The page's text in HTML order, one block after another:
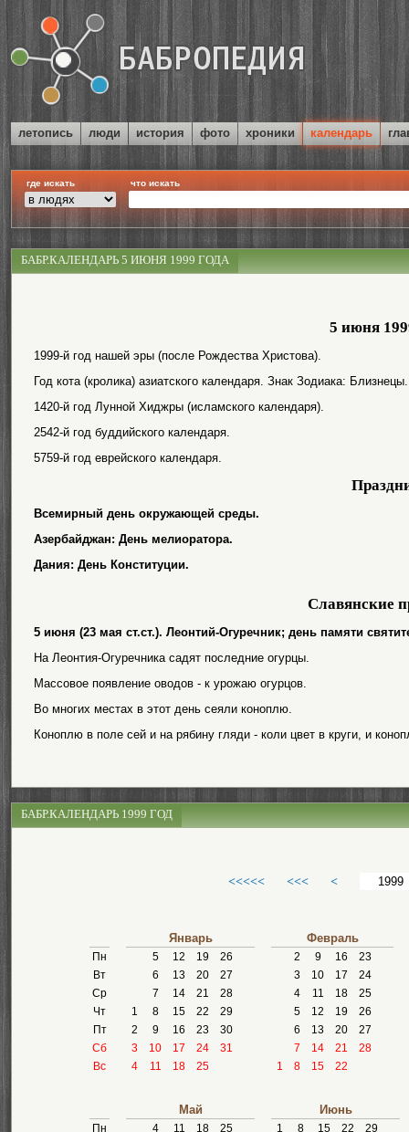
летопись люди история фото хроники календарь
где искать что искать
БАБР.КАЛЕНДАРЬ 5 ИЮНЯ 1999 ГОДА
5 июня
1999-й год нашей эры (после Рождества Христова).
Год кота (кролика) азиатского календаря. Знак Зодиака: Близнецы.
1420-й год Лунной Хиджры (исламского календаря).
2542-й год буддийского календаря.
5759-й год еврейского календаря.
Всемирный день окружающей среды.
Азербайджан: День мелиоратора.
Дания: День Конституции.
Славянские
5 июня (23 мая ст.ст.). Леонтий-Огуречник; день памяти
На Леонтия-Огуречника садят последние огурцы.
Массовое появление оводов - к урожаю огурцов.
Во многих местах в этот день сеяли коноплю.
Коноплю в поле сей и на рябину гляди - коли цвет в круги, и
БАБР.КАЛЕНДАРЬ 1999 ГОД
<<<<< <<< <
Пн
Вт
Ср
Чт
Пт
Сб
Вс
Январь
5 12 19
26
6
13 20
27
7
14 21
28
1
8 15 22
29
2
9 16 23
30
3
10 17 24
31
4
11 18 25
Февраль
2 9 16
23
3
10 17
24
4
11 18
25
5
12 19
26
6
13 20
27
7
14 21
28
1
8 15 22
Пн
Май
4 11 18
25
Июнь
1 8 15 22
29